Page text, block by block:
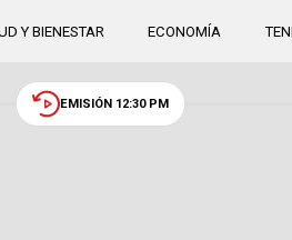
Y BIENESTAR ECONOMÍA
EMISIÓN 12:30 PM